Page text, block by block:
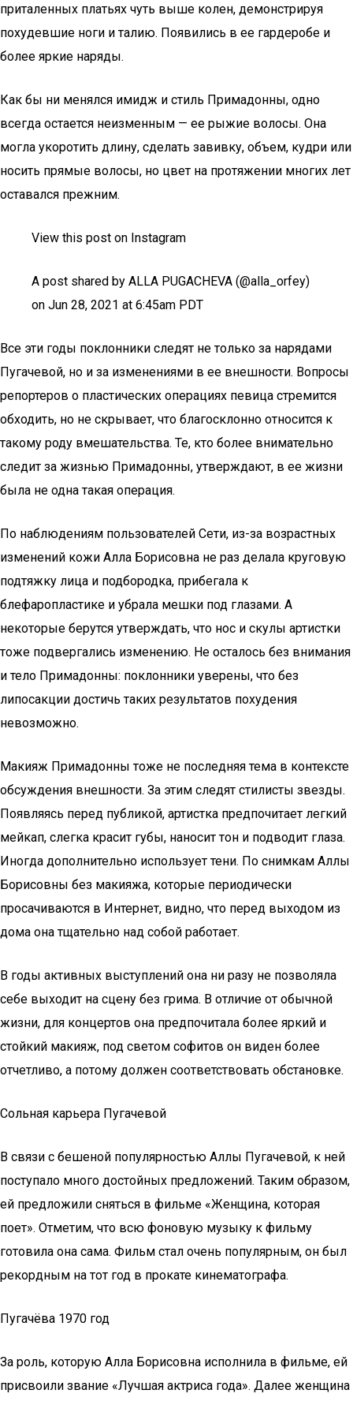
приталенных платьях чуть выше колен, демонстрируя
похудевшие ноги и талию. Появились в ее гардеробе и
более яркие наряды.
Как бы ни менялся имидж и стиль Примадонны, одно
всегда остается неизменным — ее рыжие волосы. Она
могла укоротить длину, сделать завивку, объем, кудри или
носить прямые волосы, но цвет на протяжении многих лет
оставался прежним.
View this post on Instagram
A post shared by ALLA PUGACHEVA (@alla_orfey)
on Jun 28, 2021 at 6:45am PDT
Все эти годы поклонники следят не только за нарядами
Пугачевой, но и за изменениями в ее внешности. Вопросы
репортеров о пластических операциях певица стремится
обходить, но не скрывает, что благосклонно относится к
такому роду вмешательства. Те, кто более внимательно
следит за жизнью Примадонны, утверждают, в ее жизни
была не одна такая операция.
По наблюдениям пользователей Сети, из-за возрастных
изменений кожи Алла Борисовна не раз делала круговую
подтяжку лица и подбородка, прибегала к
блефаропластике и убрала мешки под глазами. А
некоторые берутся утверждать, что нос и скулы артистки
тоже подвергались изменению. Не осталось без внимания
и тело Примадонны: поклонники уверены, что без
липосакции достичь таких результатов похудения
невозможно.
Макияж Примадонны тоже не последняя тема в контексте
обсуждения внешности. За этим следят стилисты звезды.
Появляясь перед публикой, артистка предпочитает легкий
мейкап, слегка красит губы, наносит тон и подводит глаза.
Иногда дополнительно использует тени. По снимкам Аллы
Борисовны без макияжа, которые периодически
просачиваются в Интернет, видно, что перед выходом из
дома она тщательно над собой работает.
В годы активных выступлений она ни разу не позволяла
себе выходит на сцену без грима. В отличие от обычной
жизни, для концертов она предпочитала более яркий и
стойкий макияж, под светом софитов он виден более
отчетливо, а потому должен соответствовать обстановке.
Сольная карьера Пугачевой
В связи с бешеной популярностью Аллы Пугачевой, к ней
поступало много достойных предложений. Таким образом,
ей предложили сняться в фильме «Женщина, которая
поет». Отметим, что всю фоновую музыку к фильму
готовила она сама. Фильм стал очень популярным, он был
рекордным на тот год в прокате кинематографа.
Пугачёва 1970 год
За роль, которую Алла Борисовна исполнила в фильме, ей
присвоили звание «Лучшая актриса года». Далее женщина